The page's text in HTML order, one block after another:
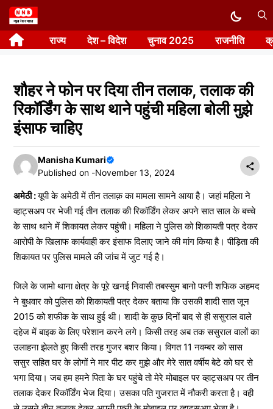
Skip
to
content राज्य देश – विदेश चुनाव 2025 राजनीति
शौहर ने फोन पर दिया तीन तलाक, तलाक की
रिकॉर्डिंग के साथ थाने पहुंची महिला बोली मुझे
इंसाफ चाहिए
Manisha Kumari
Published on -November 13, 2024
अमेठी :यूपी के अमेठी में तीन तलाक़ का मामला सामने आया है। जहां महिला ने
व्हाट्सअप पर भेजी गई तीन तलाक की रिकॉर्डिंग लेकर अपने सात साल के बच्चे
के साथ थाने में शिकायत लेकर पहुंची। महिला ने पुलिस को शिकायती पत्र देकर
आरोपी के खिलाफ कार्यवाही कर इंसाफ दिलाए जाने की मांग किया है। पीड़िता की
शिकायत पर पुलिस मामले की जांच में जुट गई है।
जिले के जामो थाना क्षेत्र के पूरे खनई निवासी तबस्सुम बानो पत्नी शफिक अहमद
ने बुधवार को पुलिस को शिकायती पत्र देकर बताया कि उसकी शादी सात जून
2015 को शफीक के साथ हुई थी। शादी के कुछ दिनों बाद से ही ससुराल वाले
दहेज में बाइक के लिए परेशान करने लगे। किसी तरह अब तक ससुराल वालों का
उलाहना झेलते हुए किसी तरह गुजर बशर किया। विगत 11 नवम्बर को सास
ससुर सहित घर के लोगों ने मार पीट कर मुझे और मेरे सात वर्षीय बेटे को घर से
भगा दिया। जब हम हमने पिता के घर पहुंचे तो मेरे मोबाइल पर व्हाट्सअप पर तीन
तलाक देकर रिकॉर्डिंग भेज दिया। उसका पति गुजरात में नौकरी करता है। वही